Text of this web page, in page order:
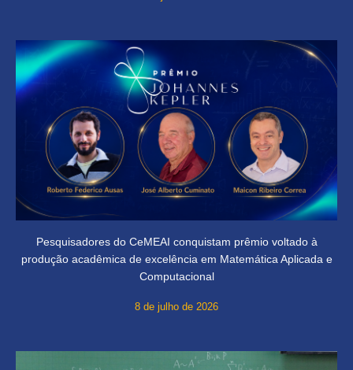
Pesquisadores do CeMEAI conquistam prêmio voltado à
produção acadêmica de excelência em Matemática Aplicada e
Computacional
8 de julho de 2026